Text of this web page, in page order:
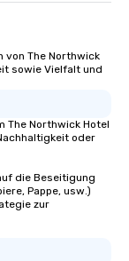
von The Northwick
sowie Vielfalt und
The Northwick Hotel
oder
die Beseitigung
Pappe, usw.)
zur